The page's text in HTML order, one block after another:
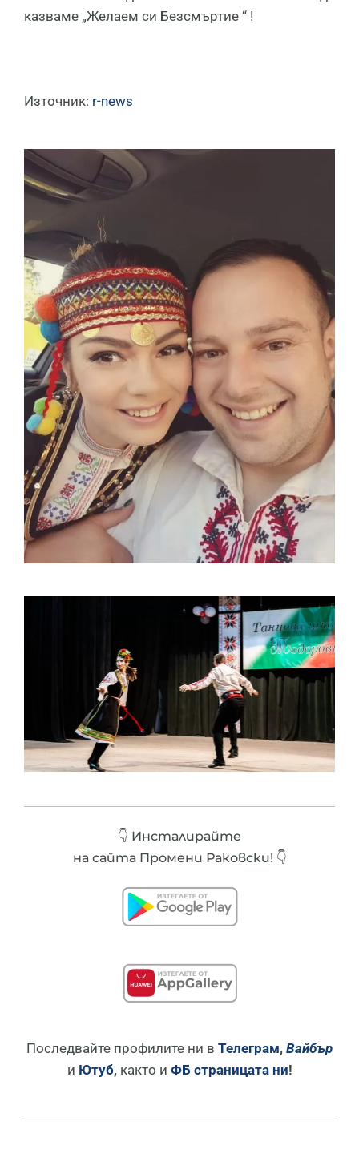
казваме „Желаем си Безсмъртие “ !
Източник: r-news
👇 Инсталирайте
на сайта Промени Раковски! 👇
Последвайте профилите ни в Телеграм, Вайбър
и Ютуб, както и ФБ страницата ни!